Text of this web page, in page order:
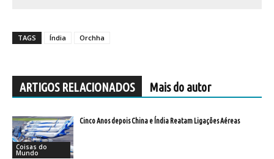
TAGS Índia Orchha
ARTIGOS RELACIONADOS Mais do autor
Coisas do
Mundo
Cinco Anos depois China e Índia Reatam Ligações Aéreas